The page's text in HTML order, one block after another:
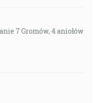
7 Gromów, 4 aniołów